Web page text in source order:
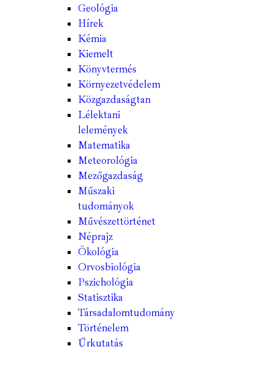
Geológia
Hírek
Kémia
Kiemelt
Könyvtermés
Környezetvédelem
Közgazdaságtan
Lélektani
lelemények
Matematika
Meteorológia
Mezőgazdaság
Műszaki
tudományok
Művészettörténet
Néprajz
Ökológia
Orvosbiológia
Pszichológia
Statisztika
Társadalomtudomány
Történelem
Űrkutatás